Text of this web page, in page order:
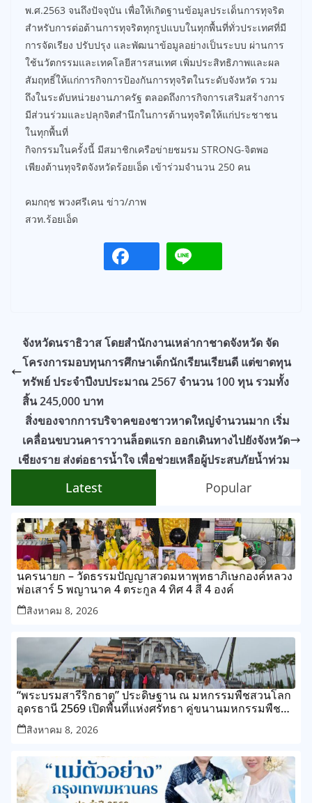
พ.ศ.2563 จนถึงปัจจุบัน เพื่อให้เกิดฐานข้อมูลประเด็นการทุจริต
สำหรับการต่อต้านการทุจริตทุกรูปแบบในทุกพื้นที่ทั่วประเทศที่มี
การจัดเรียง ปรับปรุง และพัฒนาข้อมูลอย่างเป็นระบบ ผ่านการ
ใช้นวัตกรรมและเทคโลยีสารสนเทศ เพิ่มประสิทธิภาพและผล
สัมฤทธิ์ให้แก่การกิจการป้องกันการทุจริตในระดับจังหวัด รวม
ถึงในระดับหน่วยงานภาครัฐ ตลอดถึงการกิจการเสริมสร้างการ
มีส่วนร่วมและปลุกจิตสำนึกในการต้านทุจริตให้แก่ประชาชน
ในทุกพื้นที่
กิจกรรมในครั้งนี้ มีสมาชิกเครือข่ายชมรม STRONG-จิตพอ
เพียงต้านทุจริตจังหวัดร้อยเอ็ด เข้าร่วมจำนวน 250 คน
คมกฤช พวงศรีเคน ข่าว/ภาพ
สวท.ร้อยเอ็ด
จังหวัดนราธิวาส โดยสำนักงานเหล่ากาชาดจังหวัด จัด
โครงการมอบทุนการศึกษาเด็กนักเรียนเรียนดี แต่ขาดทุน
ทรัพย์ ประจำปีงบประมาณ 2567 จำนวน 100 ทุน รวมทั้ง
สิ้น 245,000 บาท
สิ่งของจากการบริจาคของชาวหาดใหญ่จำนวนมาก เริ่ม
เคลื่อนขบวนคาราวานล็อตแรก ออกเดินทางไปยังจังหวัด
เชียงราย ส่งต่อธารน้ำใจ เพื่อช่วยเหลือผู้ประสบภัยน้ำท่วม
Latest Popular
นครนายก – วัดธรรมปัญญาสวดมหาพุทธาภิเษกองค์หลวง
พ่อเสาร์ 5 พญานาค 4 ตระกูล 4 ทิศ 4 สี 4 องค์
สิงหาคม 8, 2026
“พระบรมสารีริกธาตุ” ประดิษฐาน ณ มหกรรมพืชสวนโลก
อุดรธานี 2569 เปิดพื้นที่แห่งศรัทธา คู่ขนานมหกรรมพืช
สวนระดับโลก
สิงหาคม 8, 2026